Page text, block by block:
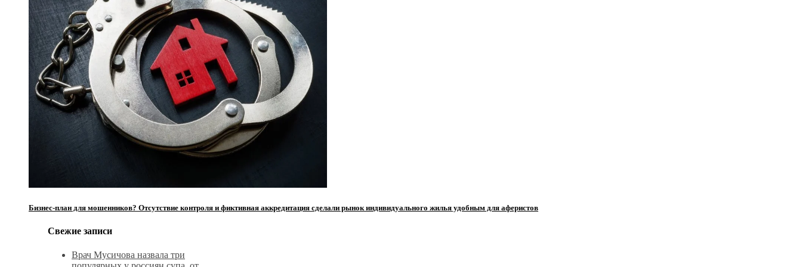
Бизнес-план для мошенников? Отсутствие контроля и фиктивная аккредитация сделали рынок индивидуального жилья удобным для аферистов
Свежие записи
Врач Мусичова назвала три